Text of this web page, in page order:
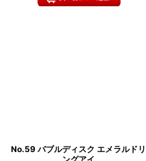
No.59 バブルディスク エメラルドリ